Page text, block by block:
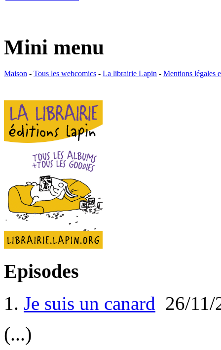
Mini menu
Maison - Tous les webcomics - La librairie Lapin - Mentions légales
Episodes
1. Je suis un canard 26/11/
(...)